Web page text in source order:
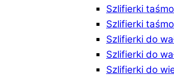
Szlifierki
Szlifierki
Szlifierki do
Szlifierki do
Szlifierki do